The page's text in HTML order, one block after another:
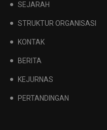
SEJARAH
STRUKTUR ORGANISASI
KONTAK
BERITA
KEJURNAS
PERTANDINGAN